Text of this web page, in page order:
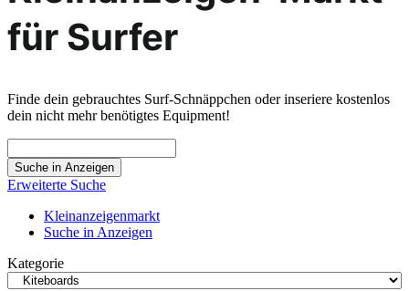
für Surfer
Finde dein gebrauchtes Surf-Schnäppchen oder inseriere kostenlos
dein nicht mehr benötigtes Equipment!
nach:
Erweiterte Suche
Kleinanzeigenmarkt
Suche in Anzeigen
Kategorie